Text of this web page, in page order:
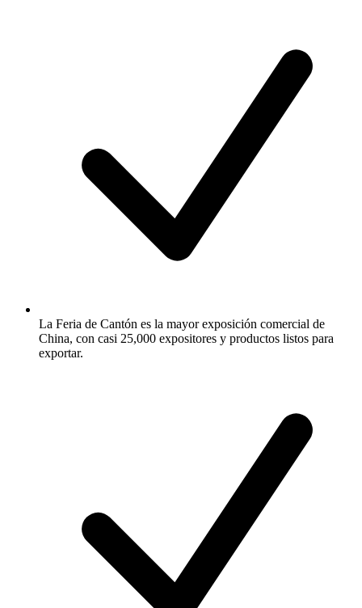
La Feria de Cantón es la mayor exposición comercial de
China, con casi 25,000 expositores y productos listos para
exportar.